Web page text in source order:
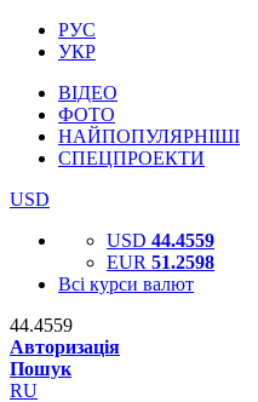
РУС
УКР
ВІДЕО
ФОТО
НАЙПОПУЛЯРНІШІ
СПЕЦПРОЕКТИ
USD
USD 44.4559
EUR 51.2598
Всі курси валют
44.4559
Авторизація
Пошук
RU